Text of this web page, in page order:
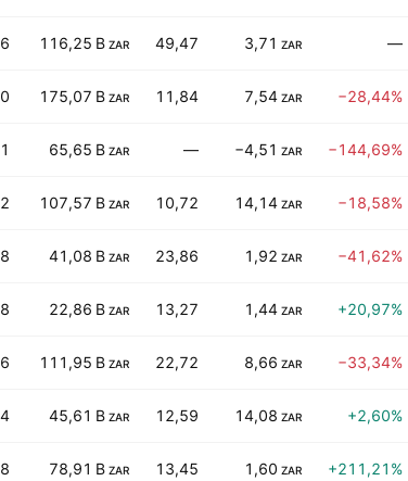
116,25 B ZAR 49,47 3,71 ZAR —
175,07 B ZAR 11,84 7,54 ZAR −28,44%
65,65 B ZAR — −4,51 ZAR −144,69%
107,57 B ZAR 10,72 14,14 ZAR −18,58%
41,08 B ZAR 23,86 1,92 ZAR −41,62%
22,86 B ZAR 13,27 1,44 ZAR +20,97%
111,95 B ZAR 22,72 8,66 ZAR −33,34%
45,61 B ZAR 12,59 14,08 ZAR +2,60%
78,91 B ZAR 13,45 1,60 ZAR +211,21%